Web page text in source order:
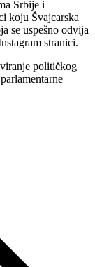
Srbije i
koju Švajcarska
se uspešno odvija
stranici.
političkog